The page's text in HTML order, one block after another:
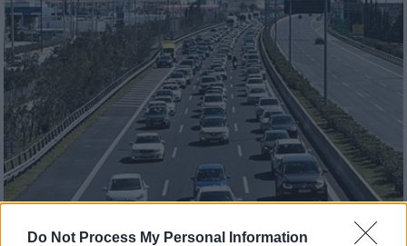
Do Not Process My Personal Information